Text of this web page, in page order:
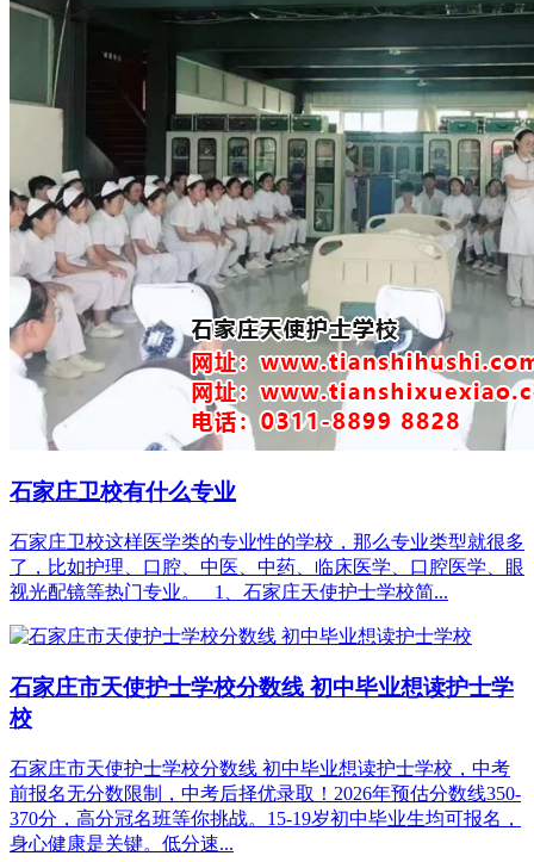
石家庄卫校有什么专业
石家庄卫校这样医学类的专业性的学校，那么专业类型就很多
了，比如护理、口腔、中医、中药、临床医学、口腔医学、眼
视光配镜等热门专业。 1、石家庄天使护士学校简...
石家庄市天使护士学校分数线 初中毕业想读护士学
校
石家庄市天使护士学校分数线 初中毕业想读护士学校，中考
前报名无分数限制，中考后择优录取！2026年预估分数线350-
370分，高分冠名班等你挑战。15-19岁初中毕业生均可报名，
身心健康是关键。低分速...